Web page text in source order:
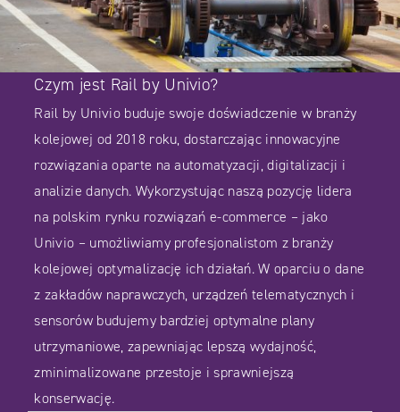
Czym jest Rail by Univio?
Rail by Univio buduje swoje doświadczenie w branży
kolejowej od 2018 roku, dostarczając innowacyjne
rozwiązania oparte na automatyzacji, digitalizacji i
analizie danych. Wykorzystując naszą pozycję lidera
na polskim rynku rozwiązań e-commerce – jako
Univio – umożliwiamy profesjonalistom z branży
kolejowej optymalizację ich działań. W oparciu o dane
z zakładów naprawczych, urządzeń telematycznych i
sensorów budujemy bardziej optymalne plany
utrzymaniowe, zapewniając lepszą wydajność,
zminimalizowane przestoje i sprawniejszą
konserwację.